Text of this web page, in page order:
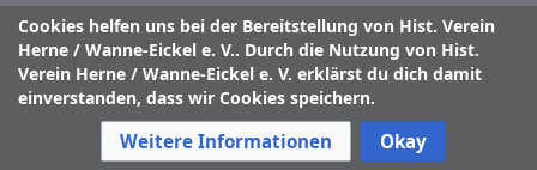
Cookies helfen uns bei der Bereitstellung von Hist. Verein
Herne / Wanne-Eickel e. V.. Durch die Nutzung von Hist.
Verein Herne / Wanne-Eickel e. V. erklärst du dich damit
einverstanden, dass wir Cookies speichern.
Weitere Informationen Okay